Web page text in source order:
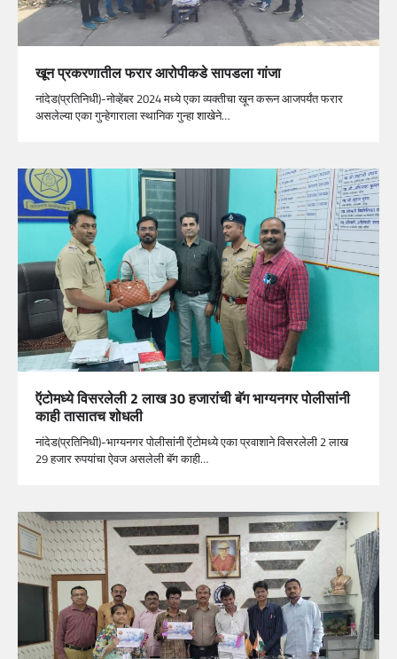
खून प्रकरणातील फरार आरोपीकडे सापडला गांजा
नांदेड(प्रतिनिधी)-नोव्हेंबर 2024 मध्ये एका व्यक्तीचा खून करून आजपर्यंत फरार
असलेल्या एका गुन्हेगाराला स्थानिक गुन्हा शाखेने…
ऍटोमध्ये विसरलेली 2 लाख 30 हजारांची बॅग भाग्यनगर पोलीसांनी
काही तासातच शोधली
नांदेड(प्रतिनिधी)-भाग्यनगर पोलीसांनी ऍटोमध्ये एका प्रवाशाने विसरलेली 2 लाख
29 हजार रुपयांचा ऐवज असलेली बॅग काही…